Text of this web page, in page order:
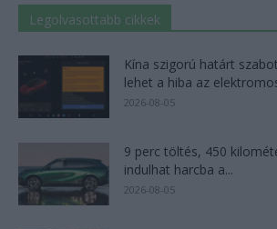
Legolvasottabb cikkek
Kína szigorú határt
lehet a hiba az
2026-08-05
9 perc töltés, 450
indulhat harcba a...
2026-08-05